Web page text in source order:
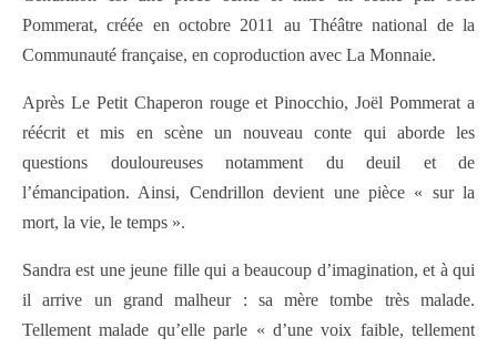
Pommerat, créée en octobre 2011 au Théâtre national de la
Communauté française, en coproduction avec La Monnaie.
Après Le Petit Chaperon rouge et Pinocchio, Joël Pommerat a
réécrit et mis en scène un nouveau conte qui aborde les
questions douloureuses notamment du deuil et de
l’émancipation. Ainsi, Cendrillon devient une pièce « sur la
mort, la vie, le temps ».
Sandra est une jeune fille qui a beaucoup d’imagination, et à qui
il arrive un grand malheur : sa mère tombe très malade.
Tellement malade qu’elle parle « d’une voix faible, tellement